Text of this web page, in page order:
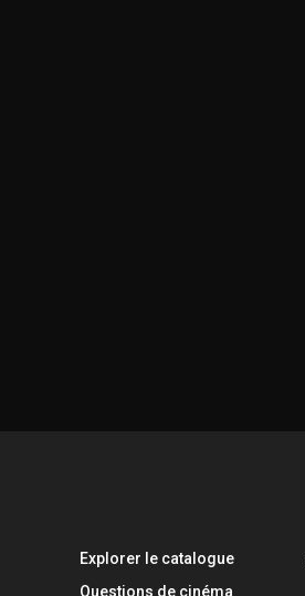
Explorer le catalogue
Questions de cinéma